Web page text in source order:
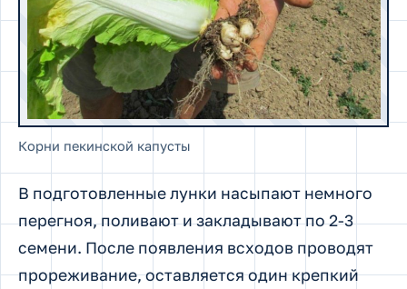
Корни пекинской капусты
В подготовленные лунки насыпают немного
перегноя, поливают и закладывают по 2-3
семени. После появления всходов проводят
прореживание, оставляется один крепкий